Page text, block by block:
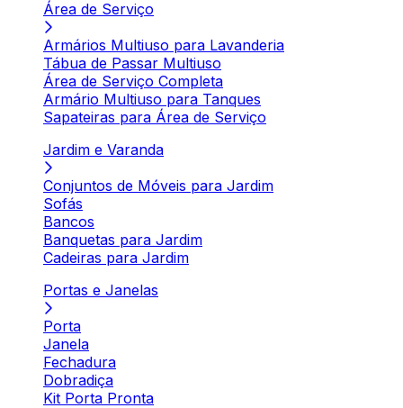
Área de Serviço
Armários Multiuso para Lavanderia
Tábua de Passar Multiuso
Área de Serviço Completa
Armário Multiuso para Tanques
Sapateiras para Área de Serviço
Jardim e Varanda
Conjuntos de Móveis para Jardim
Sofás
Bancos
Banquetas para Jardim
Cadeiras para Jardim
Portas e Janelas
Porta
Janela
Fechadura
Dobradiça
Kit Porta Pronta